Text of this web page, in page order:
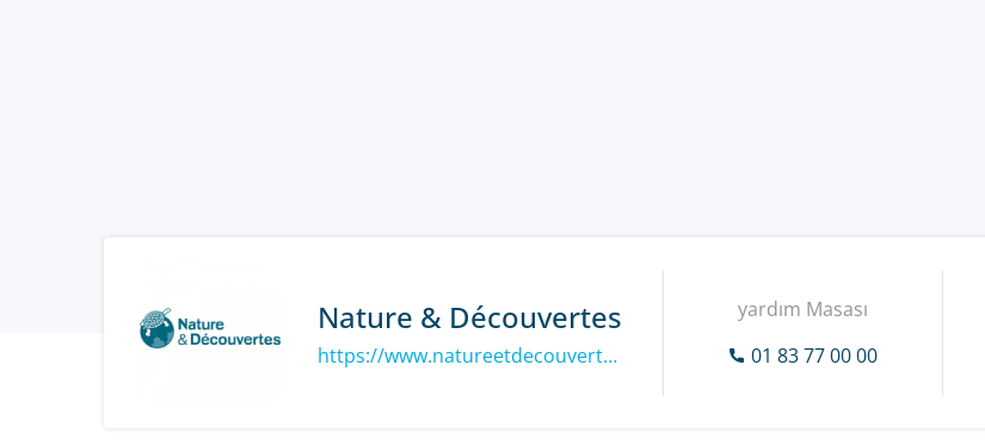
Nature & Découvertes
https://www.natureetdecouvertes.com
yardım Masası
01 83 77 00 00